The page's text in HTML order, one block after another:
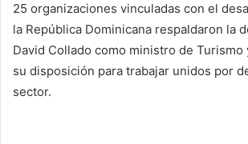
25 organizaciones vinculadas con el
la República Dominicana respaldaron la
David Collado como ministro de Turismo
su disposición para trabajar unidos por
sector.